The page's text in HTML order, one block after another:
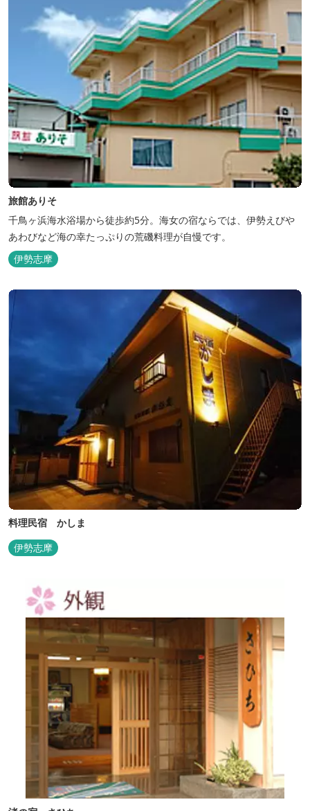
旅館ありそ
千鳥ヶ浜海水浴場から徒歩約5分。海女の宿ならでは、伊勢えびや
あわびなど海の幸たっぷりの荒磯料理が自慢です。
伊勢志摩
料理民宿 かしま
伊勢志摩